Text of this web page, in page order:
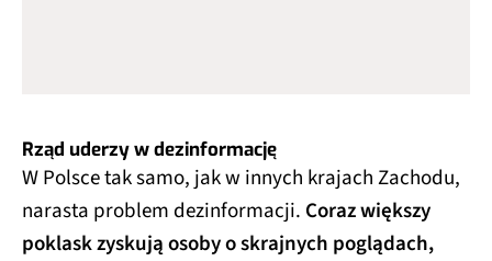
Rząd uderzy w dezinformację
W Polsce tak samo, jak w innych krajach Zachodu,
narasta problem dezinformacji. Coraz większy
poklask zyskują osoby o skrajnych poglądach,